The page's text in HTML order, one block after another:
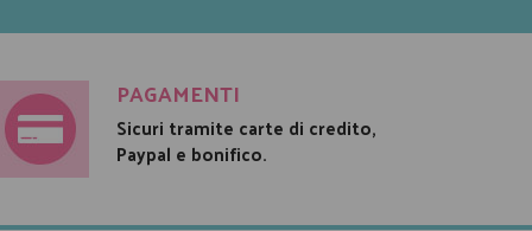
PAGAMENTI
Sicuri tramite carte di credito,
Paypal e bonifico.